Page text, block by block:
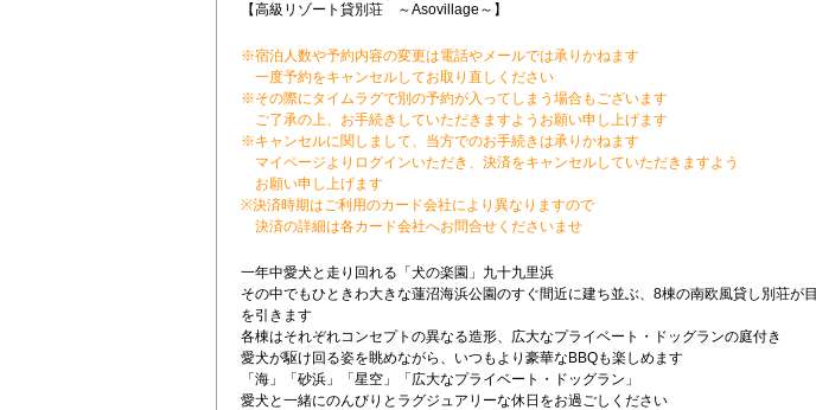
【高級リゾート貸別荘 ～Asovillage～】
※宿泊人数や予約内容の変更は電話やメールでは承りかねます
一度予約をキャンセルしてお取り直しください
※その際にタイムラグで別の予約が入ってしまう場合もございます
ご了承の上、お手続きしていただきますようお願い申し上げます
※キャンセルに関しまして、当方でのお手続きは承りかねます
マイページよりログインいただき、決済をキャンセルしていただきますよう
お願い申し上げます
※決済時期はご利用のカード会社により異なりますので
決済の詳細は各カード会社へお問合せくださいませ
一年中愛犬と走り回れる「犬の楽園」九十九里浜
その中でもひときわ大きな蓮沼海浜公園のすぐ間近に建ち並ぶ、8棟の南欧風貸し別荘が目
を引きます
各棟はそれぞれコンセプトの異なる造形、広大なプライベート・ドッグランの庭付き
愛犬が駆け回る姿を眺めながら、いつもより豪華なBBQも楽しめます
「海」「砂浜」「星空」「広大なプライベート・ドッグラン」
愛犬と一緒にのんびりとラグジュアリーな休日をお過ごしください